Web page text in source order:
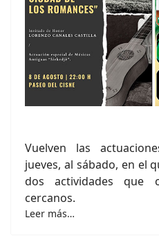
Vuelven las
jueves, al sábado, en el
dos actividades que
cercanos.
Leer más…